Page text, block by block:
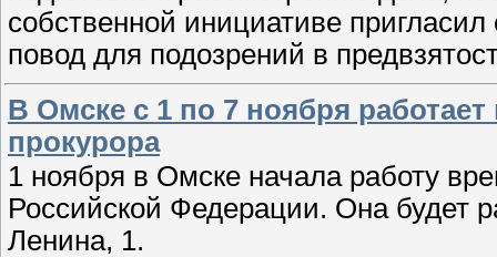
собственной инициативе
повод для подозрений в
В Омске с 1 по 7 ноября
прокурора
1 ноября в Омске начала работу
Российской Федерации. Она будет
Ленина, 1.